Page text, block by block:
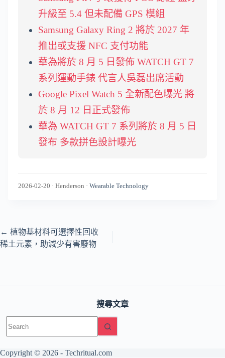
升級至 5.4 但未配備 GPS 模組
Samsung Galaxy Ring 2 將於 2027 年
推出或支援 NFC 支付功能
華為將於 8 月 5 日發佈 WATCH GT 7
系列運動手錶 代言人吳磊出席活動
Google Pixel Watch 5 全新配色曝光 將
於 8 月 12 日正式發佈
華為 WATCH GT 7 系列將於 8 月 5 日
發布 多款拼色設計曝光
2026-02-20 · Henderson · Wearable Technology
← 植物基材料可選擇性回收
稀土元素，助減少有害廢物
搜尋文章
results
Copyright © 2026 - Techritual.com